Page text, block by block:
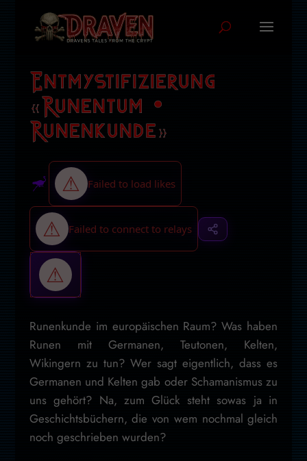
Entmystifizierung
«Runentum •
Runenkunde»
Runenkunde im europäischen Raum? Was haben
Runen mit Germanen, Teutonen, Kelten,
Wikingern zu tun? Wer sagt eigentlich, dass es
Germanen und Kelten gab oder Schamanismus zu
uns gehört? Na, zum Glück steht sowas ja in
Geschichtsbüchern, die von wem nochmal gleich
noch geschrieben wurden?